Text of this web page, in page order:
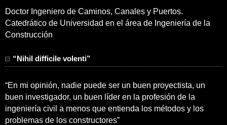
Doctor Ingeniero de Caminos, Canales y Puertos.
Catedrático de Universidad en el área de Ingeniería de la
Construcción
“Nihil difficile volenti”
“En mi opinión, nadie puede ser un buen proyectista, un
buen investigador, un buen líder en la profesión de la
ingeniería civil a menos que entienda los métodos y los
problemas de los constructores”